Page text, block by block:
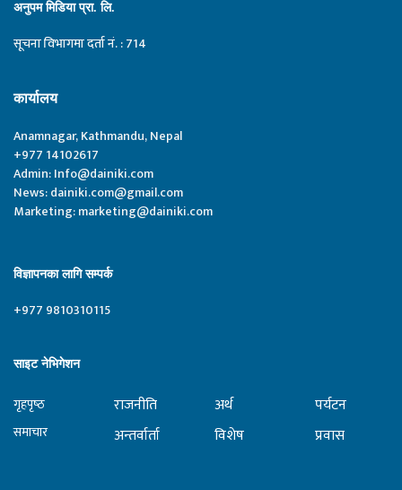
अनुपम मिडिया प्रा. लि.
सूचना विभागमा दर्ता नं. : 714
कार्यालय
Anamnagar, Kathmandu, Nepal
+977 14102617
Admin:Info@dainiki.com
News:dainiki.com@gmail.com
Marketing:marketing@dainiki.com
विज्ञापनका लागि सम्पर्क
+977 9810310115
साइट नेभिगेशन
गृहपृष्‍ठ
समाचार
राजनीति
अन्तर्वार्ता
अर्थ
विशेष
पर्यटन
प्रवास